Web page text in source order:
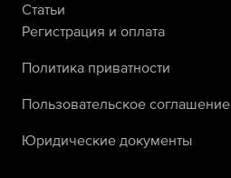
Статьи
Регистрация и оплата
Политика приватности
Пользовательское соглашение
Юридические документы